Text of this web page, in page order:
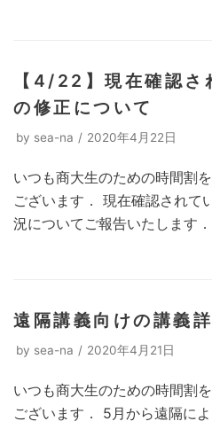
【4/22】現在確認さ
の修正について
by sea-na 2020年4月22日
いつも商大生のための時間割
ございます． 現在確認されて
況についてご報告いたします
遠隔講義向けの講義
by sea-na 2020年4月21日
いつも商大生のための時間割
ございます． 5月から遠隔に